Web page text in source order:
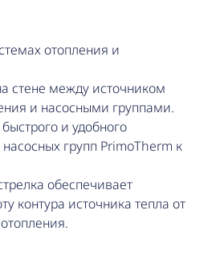
отопления и
стене между источником
и насосными группами.
и удобного
групп PrimoTherm к
обеспечивает
контура источника тепла от